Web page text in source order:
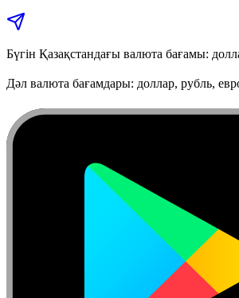
Бүгін Қазақстандағы валюта бағамы:
Дәл валюта бағамдары: доллар, рубль,